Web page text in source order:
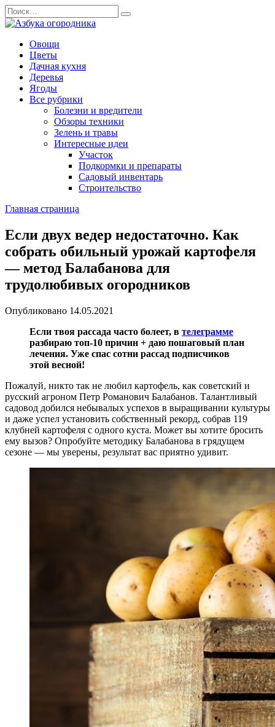
Перейти
к
содержанию
Search
for:
Овощи
Цветы
Дачная кухня
Деревья
Ягоды
Все рубрики
Болезни и вредители
Обзоры техники
Зелень и травы
Интересные идеи
Участок
Подкормки и препараты
Садовый инвентарь
Строительство
Главная страница
Если двух ведер недостаточно. Как
собрать обильный урожай картофеля
— метод Балабанова для
трудолюбивых огородников
Опубликовано 14.05.2021
Если твоя рассада часто болеет, в телеграмме
разбираю топ-10 причин + даю пошаговый план
лечения. Уже спас сотни рассад подписчиков
этой весной!
Пожалуй, никто так не любил картофель, как советский и
русский агроном Петр Романович Балабанов. Талантливый
садовод добился небывалых успехов в выращивании культуры
и даже успел установить собственный рекорд, собрав 119
клубней картофеля с одного куста. Может вы хотите бросить
ему вызов? Опробуйте методику Балабанова в грядущем
сезоне — мы уверены, результат вас приятно удивит.